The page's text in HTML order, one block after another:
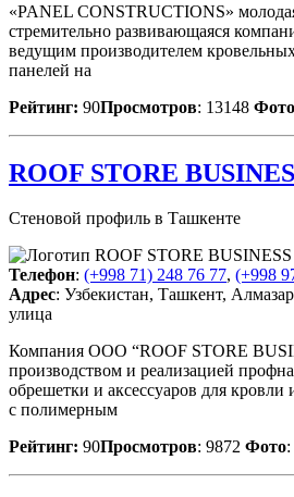
«PANEL CONSTRUCTIONS»
стремительно развивающаяся
ведущим производителем
панелей на
Рейтинг: 90Просмотров: 13148 Фото
ROOF STORE
Стеновой профиль в Ташкенте
Телефон: (+998 71) 248 76 77, (+998
Адрес: Узбекистан, Ташкент,
улица
Компания OOO “ROOF STORE
производством и реализацией
обрешетки и аксессуаров для кровли
с полимерным
Рейтинг: 90Просмотров: 9872 Фото